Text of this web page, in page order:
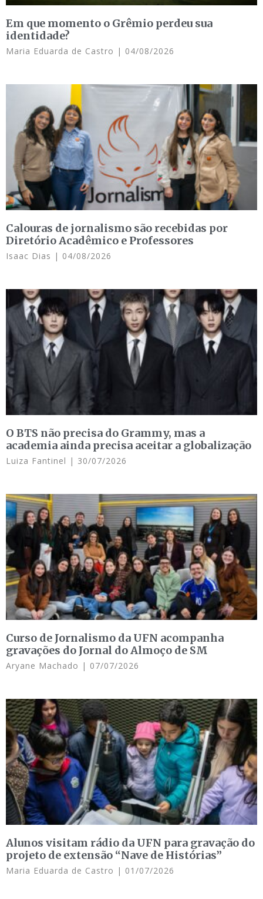
Em que momento o Grêmio perdeu sua
identidade?
Maria Eduarda de Castro 04/08/2026
Calouras de jornalismo são recebidas por
Diretório Acadêmico e Professores
Isaac Dias 04/08/2026
O BTS não precisa do Grammy, mas a
academia ainda precisa aceitar a globalização
Luiza Fantinel 30/07/2026
Curso de Jornalismo da UFN acompanha
gravações do Jornal do Almoço de SM
Aryane Machado 07/07/2026
Alunos visitam rádio da UFN para gravação do
projeto de extensão “Nave de Histórias”
Maria Eduarda de Castro 01/07/2026